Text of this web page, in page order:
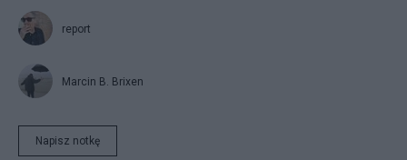
report
Marcin B. Brixen
Napisz notkę